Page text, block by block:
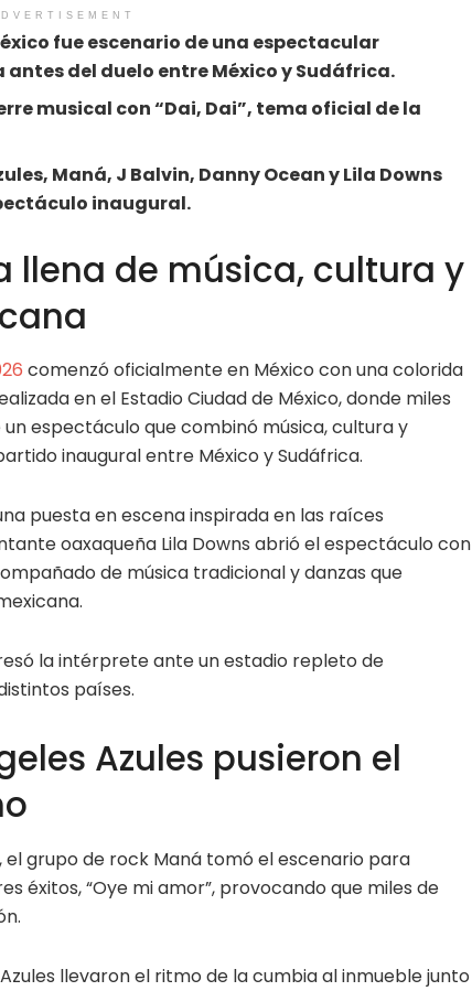
fue escenario de una espectacular
del duelo entre México y Sudáfrica.
musical con “Dai, Dai”, tema oficial de la
Maná, J Balvin, Danny Ocean y Lila Downs
inaugural.
llena de música, cultura y
comenzó oficialmente en México con una colorida
en el Estadio Ciudad de México, donde miles
espectáculo que combinó música, cultura y
inaugural entre México y Sudáfrica.
puesta en escena inspirada en las raíces
oaxaqueña Lila Downs abrió el espectáculo con
de música tradicional y danzas que
la intérprete ante un estadio repleto de
países.
Azules pusieron el
grupo de rock Maná tomó el escenario para
éxitos, “Oye mi amor”, provocando que miles de
llevaron el ritmo de la cumbia al inmueble junto